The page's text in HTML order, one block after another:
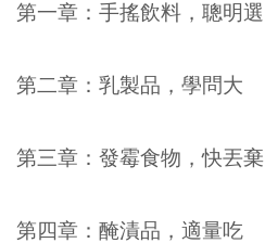
第一章：手搖飲料，聰明選
第二章：乳製品，學問大
第三章：發霉食物，快丟棄
第四章：醃漬品，適量吃